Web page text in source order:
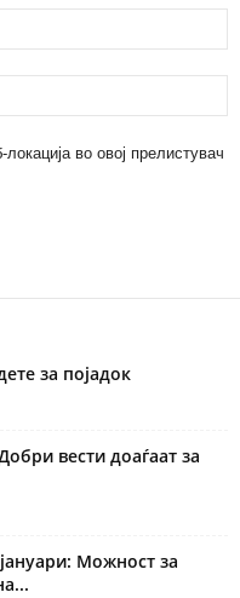
во овој прелистувач
за појадок
вести доаѓаат за
Можност за